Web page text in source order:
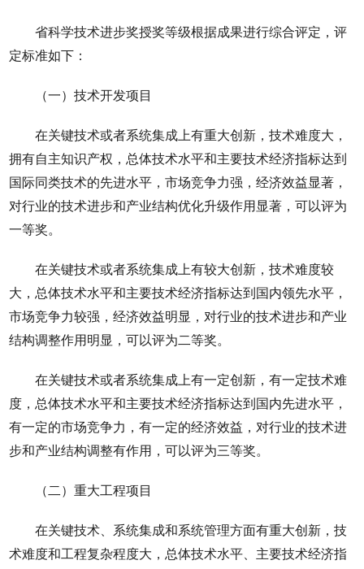
省科学技术进步奖授奖等级根据成果进行综合评定，评
定标准如下：
（一）技术开发项目
在关键技术或者系统集成上有重大创新，技术难度大，
拥有自主知识产权，总体技术水平和主要技术经济指标达到
国际同类技术的先进水平，市场竞争力强，经济效益显著，
对行业的技术进步和产业结构优化升级作用显著，可以评为
一等奖。
在关键技术或者系统集成上有较大创新，技术难度较
大，总体技术水平和主要技术经济指标达到国内领先水平，
市场竞争力较强，经济效益明显，对行业的技术进步和产业
结构调整作用明显，可以评为二等奖。
在关键技术或者系统集成上有一定创新，有一定技术难
度，总体技术水平和主要技术经济指标达到国内先进水平，
有一定的市场竞争力，有一定的经济效益，对行业的技术进
步和产业结构调整有作用，可以评为三等奖。
（二）重大工程项目
在关键技术、系统集成和系统管理方面有重大创新，技
术难度和工程复杂程度大，总体技术水平、主要技术经济指